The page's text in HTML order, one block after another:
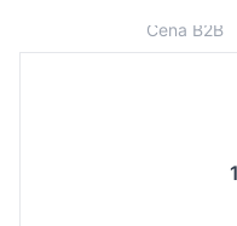
Cena B2B